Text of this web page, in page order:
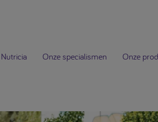
Onze specialismen Onze